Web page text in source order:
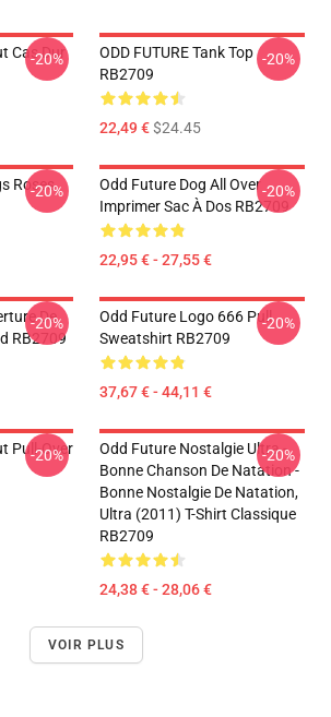
Cas Dur
-20%
ODD FUTURE Tank Top
RB2709
22,49 €$24.45
-20%
Roses
-20%
Odd Future Dog All Over
Imprimer Sac À Dos RB2709
22,95 € - 27,55 €
-20%
De
RB2709
-20%
Odd Future Logo 666 Pull
Sweatshirt RB2709
37,67 € - 44,11 €
-20%
Pull-Over
-20%
Odd Future Nostalgie Ultra -
Bonne Chanson De Natation -
Bonne Nostalgie De Natation,
Ultra (2011) T-Shirt Classique
RB2709
24,38 € - 28,06 €
-20%
VOIR PLUS